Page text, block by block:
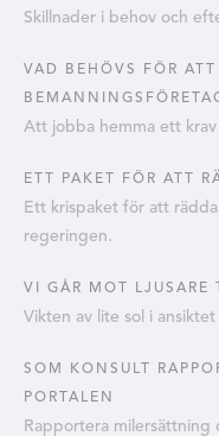
Skillnader i behov och
VAD BEHÖVS FÖR ATT
Att jobba hemma ett
ETT PAKET FÖR ATT
Ett krispaket för att
regeringen.
VI GÅR MOT LJUSARE
Vikten av lite sol i ansiktet
SOM KONSULT
PORTALEN
Rapportera milersättning